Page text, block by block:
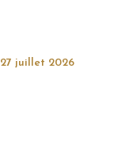
27 juillet 2026